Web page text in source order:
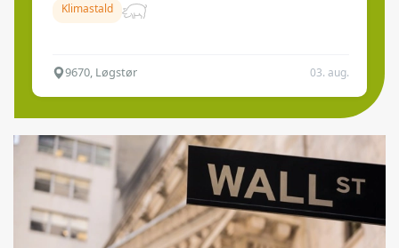
Klimastald
9670, Løgstør 03. aug.